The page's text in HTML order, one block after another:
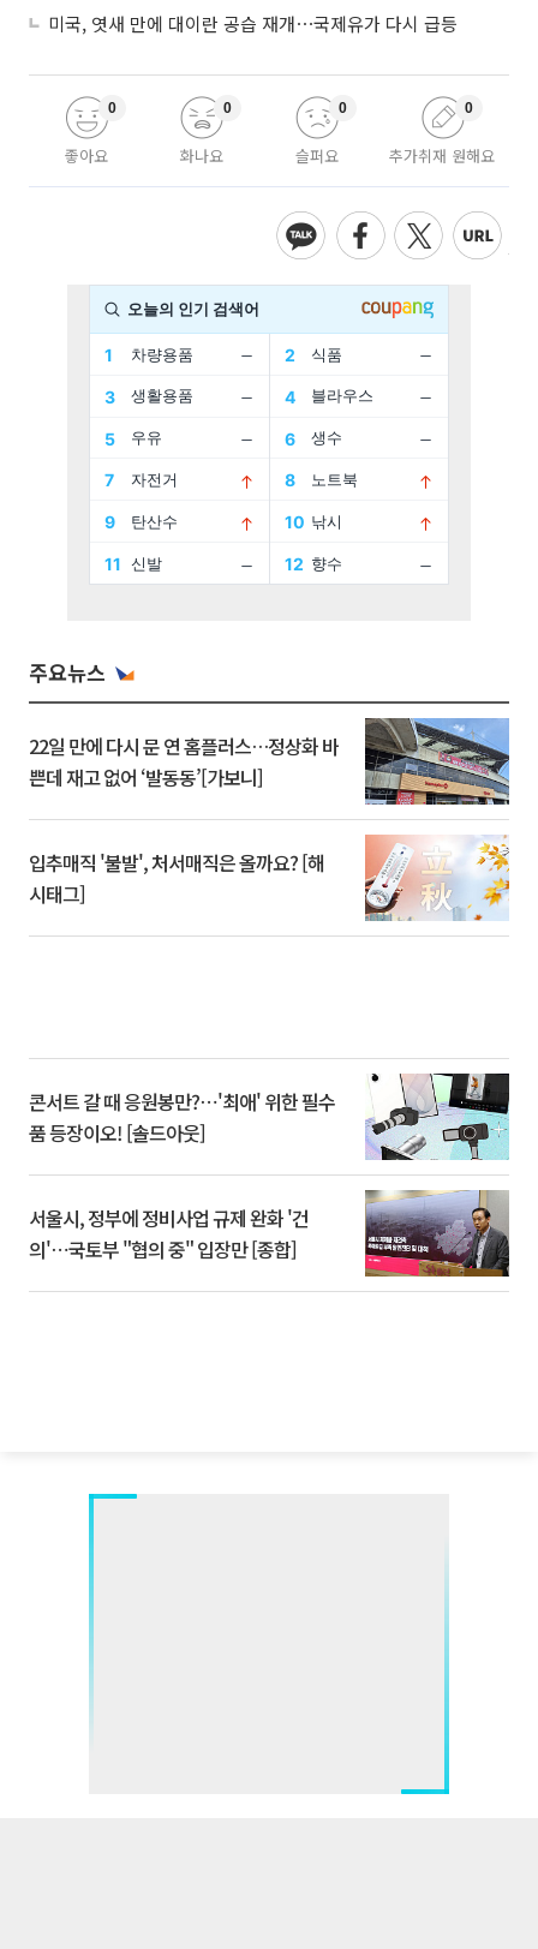
미국, 엿새 만에 대이란 공습 재개⋯국제유가 다시 급등
좋아요
0
화나요
0
슬퍼요
0
추가취재 원해요
0
주요뉴스
22일 만에 다시 문 연 홈플러스…정상화 바
쁜데 재고 없어 ‘발동동’[가보니]
입추매직 '불발', 처서매직은 올까요? [해
시태그]
콘서트 갈 때 응원봉만?⋯'최애' 위한 필수
품 등장이오! [솔드아웃]
서울시, 정부에 정비사업 규제 완화 '건
의'⋯국토부 "협의 중" 입장만 [종합]